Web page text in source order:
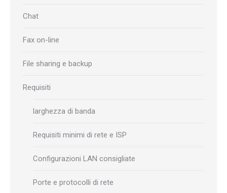
Chat
Fax on-line
File sharing e backup
Requisiti
larghezza di banda
Requisiti minimi di rete e ISP
Configurazioni LAN consigliate
Porte e protocolli di rete